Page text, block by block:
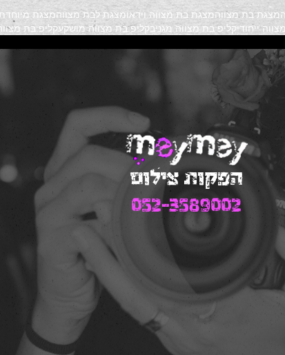
מצגת בת מצווהמצגת בת מצווה וידאומצגת לבת מצווהמצגת
ייחודיקליפ בת מצווה מגניבקליפ בת מצווה מושקעקליפ בת
הפקות צילום
052-3589002